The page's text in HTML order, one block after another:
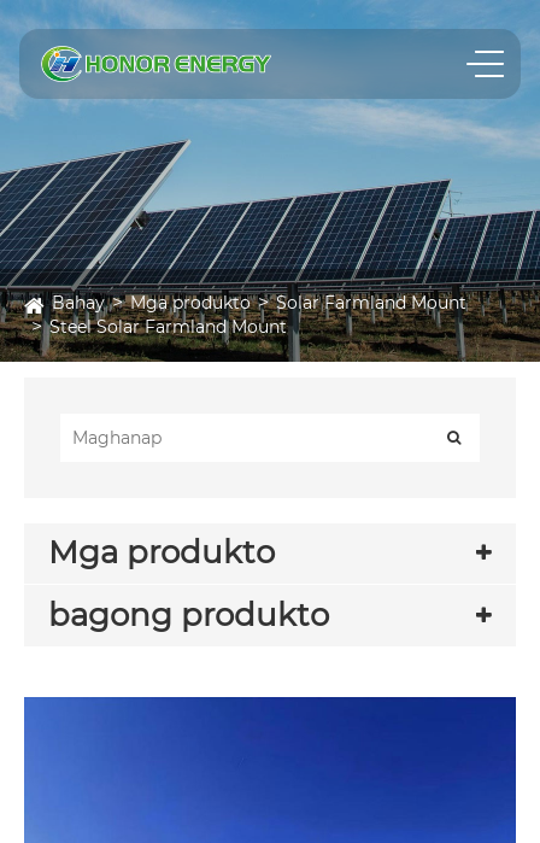
Bahay Mga produkto
Solar Farmland Mount
Steel Solar Farmland Mount
Mga produkto
bagong produkto